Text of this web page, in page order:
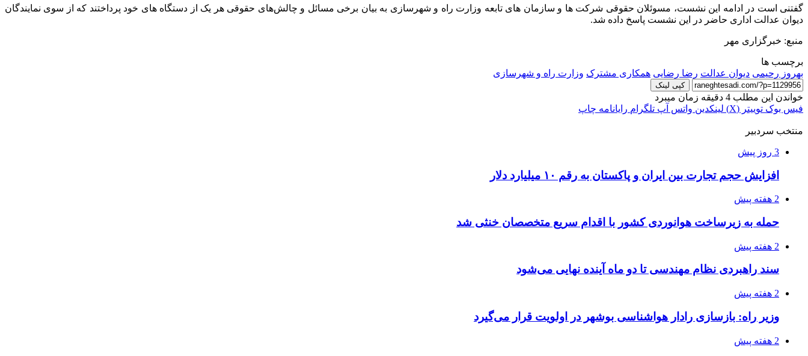
گفتنی است در ادامه این نشست، مسوئلان حقوقی شرکت ها و سازمان های تابعه وزارت راه و شهرسازی به بیان برخی مسائل و چالش‌های حقوقی هر یک از دستگاه های خود پرداختند که از سوی نمایندگان
دیوان عدالت اداری حاضر در این نشست پاسخ داده شد.
منبع: خبرگزاری مهر
برچسب ها
بهروز رحیمی دیوان عدالت رضا رضایی همکاری مشترک وزارت راه و شهرسازی
کپی لینک
خواندن این مطلب 4 دقیقه زمان میبرد
فیس بوک توییتر (X) لینکدین واتس آپ تلگرام رایانامه چاپ
منتخب سردبیر
3 روز پیش
افزایش حجم تجارت بین ایران و پاکستان به رقم ۱۰ میلیارد دلار
2 هفته پیش
حمله به زیرساخت هوانوردی کشور با اقدام سریع متخصصان خنثی شد
2 هفته پیش
سند راهبردی نظام مهندسی تا دو ماه آینده نهایی می‌شود
2 هفته پیش
وزیر راه: بازسازی رادار هواشناسی بوشهر در اولویت قرار می‌گیرد
2 هفته پیش